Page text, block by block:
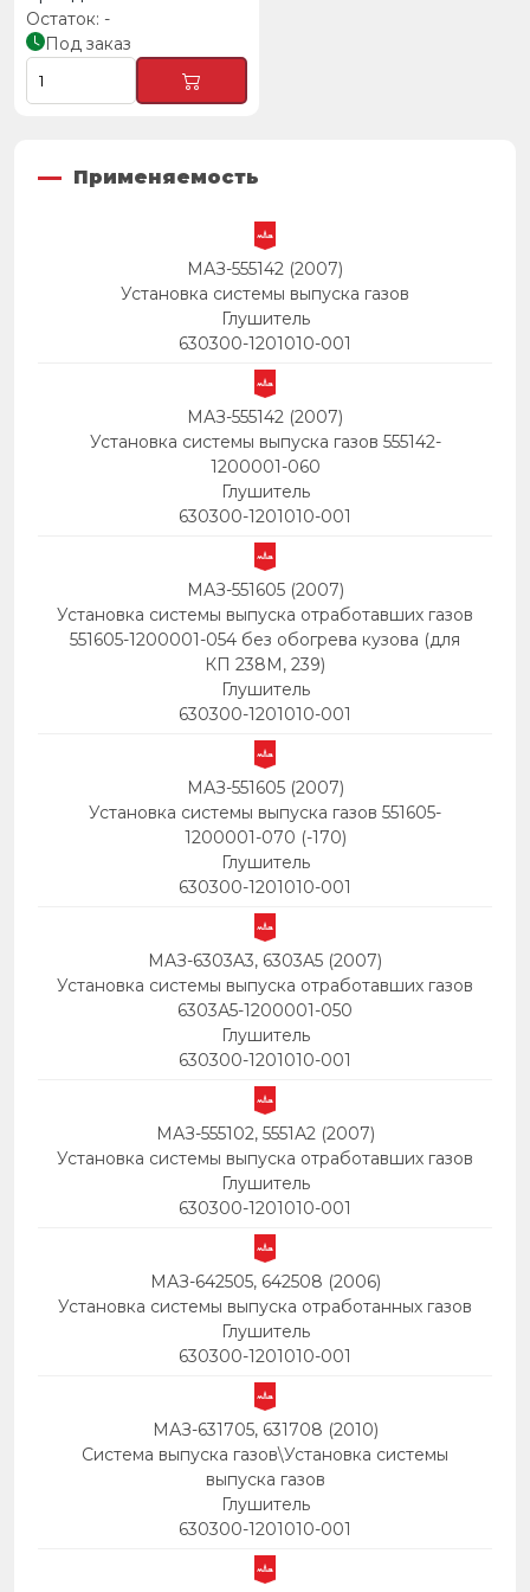
-
Под заказ
Применяемость
МАЗ-555142 (2007)
Установка системы выпуска газов
Глушитель
630300-1201010-001
МАЗ-555142 (2007)
Установка системы выпуска газов 555142-
1200001-060
Глушитель
630300-1201010-001
МАЗ-551605 (2007)
Установка системы выпуска отработавших газов
551605-1200001-054 без обогрева кузова (для
КП 238М, 239)
Глушитель
630300-1201010-001
МАЗ-551605 (2007)
Установка системы выпуска газов 551605-
1200001-070 (-170)
Глушитель
630300-1201010-001
МАЗ-6303A3, 6303A5 (2007)
Установка системы выпуска отработавших газов
6303А5-1200001-050
Глушитель
630300-1201010-001
МАЗ-555102, 5551А2 (2007)
Установка системы выпуска отработавших газов
Глушитель
630300-1201010-001
МАЗ-642505, 642508 (2006)
Установка системы выпуска отработанных газов
Глушитель
630300-1201010-001
МАЗ-631705, 631708 (2010)
Система выпуска газов\Установка системы
выпуска газов
Глушитель
630300-1201010-001